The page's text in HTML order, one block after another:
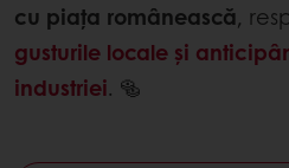
cu piața românească,
gusturile locale și
industriei. 🥯